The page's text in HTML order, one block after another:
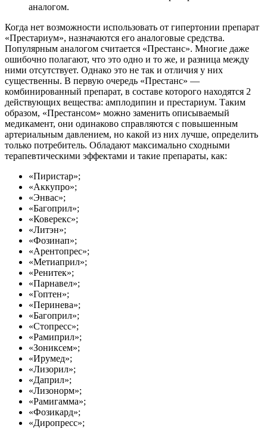
аналогом.
Когда нет возможности использовать от гипертонии препарат
«Престариум», назначаются его аналоговые средства.
Популярным аналогом считается «Престанс». Многие даже
ошибочно полагают, что это одно и то же, и разница между
ними отсутствует. Однако это не так и отличия у них
существенны. В первую очередь «Престанс» —
комбинированный препарат, в составе которого находятся 2
действующих вещества: амплодипин и престариум. Таким
образом, «Престансом» можно заменить описываемый
медикамент, они одинаково справляются с повышенным
артериальным давлением, но какой из них лучше, определить
только потребитель. Обладают максимально сходными
терапевтическими эффектами и такие препараты, как:
«Пиристар»;
«Аккупро»;
«Энвас»;
«Багоприл»;
«Коверекс»;
«Литэн»;
«Фозинап»;
«Арентопрес»;
«Метиаприл»;
«Ренитек»;
«Парнавел»;
«Гоптен»;
«Перинева»;
«Багоприл»;
«Стопресс»;
«Рамиприл»;
«Зониксем»;
«Ирумед»;
«Лизорил»;
«Даприл»;
«Лизонорм»;
«Рамигамма»;
«Фозикард»;
«Диропресс»;